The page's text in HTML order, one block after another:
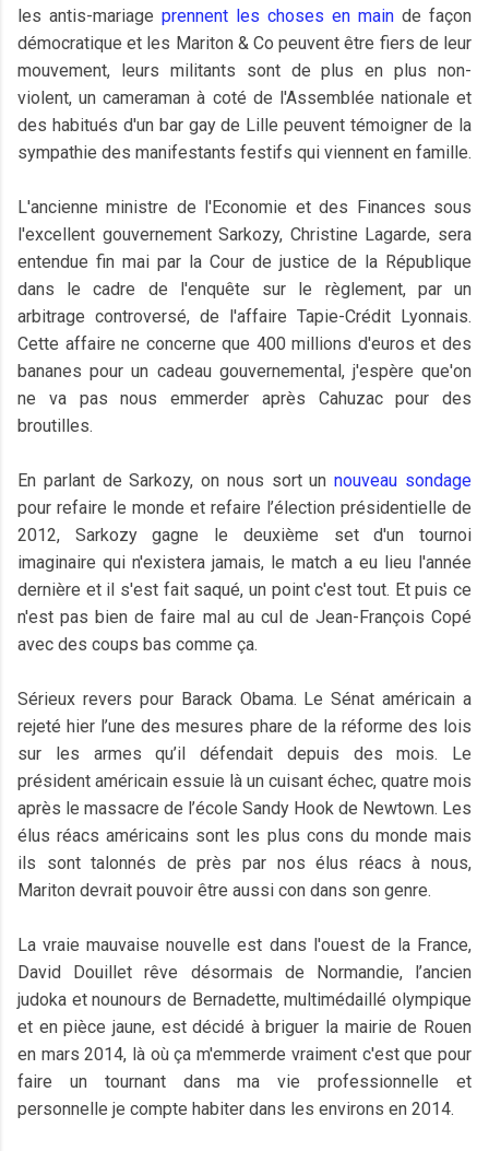
les antis-mariage prennent les choses en main de façon
démocratique et les Mariton & Co peuvent être fiers de leur
mouvement, leurs militants sont de plus en plus non-
violent, un cameraman à coté de l'Assemblée nationale et
des habitués d'un bar gay de Lille peuvent témoigner de la
sympathie des manifestants festifs qui viennent en famille.
L'ancienne ministre de l'Economie et des Finances sous
l'excellent gouvernement Sarkozy, Christine Lagarde, sera
entendue fin mai par la Cour de justice de la République
dans le cadre de l'enquête sur le règlement, par un
arbitrage controversé, de l'affaire Tapie-Crédit Lyonnais.
Cette affaire ne concerne que 400 millions d'euros et des
bananes pour un cadeau gouvernemental, j'espère que'on
ne va pas nous emmerder après Cahuzac pour des
broutilles.
En parlant de Sarkozy, on nous sort unnouveau sondage
pour refaire le monde et refaire l’élection présidentielle de
2012, Sarkozy gagne le deuxième set d'un tournoi
imaginaire qui n'existera jamais, le match a eu lieu l'année
dernière et il s'est fait saqué, un point c'est tout. Et puis ce
n'est pas bien de faire mal au cul de Jean-François Copé
avec des coups bas comme ça.
Sérieux revers pour Barack Obama. Le Sénat américain a
rejeté hier l’une des mesures phare de la réforme des lois
sur les armes qu’il défendait depuis des mois. Le
président américain essuie là un cuisant échec, quatre mois
après le massacre de l’école Sandy Hook de Newtown. Les
élus réacs américains sont les plus cons du monde mais
ils sont talonnés de près par nos élus réacs à nous,
Mariton devrait pouvoir être aussi con dans son genre.
La vraie mauvaise nouvelle est dans l'ouest de la France,
David Douillet rêve désormais de Normandie, l’ancien
judoka et nounours de Bernadette, multimédaillé olympique
et en pièce jaune, est décidé à briguer la mairie de Rouen
en mars 2014, là où ça m'emmerde vraiment c'est que pour
faire un tournant dans ma vie professionnelle et
personnelle je compte habiter dans les environs en 2014.